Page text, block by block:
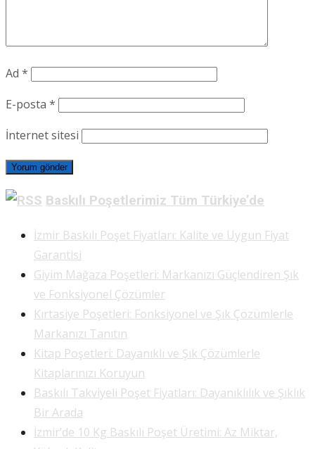
Ad *
E-posta *
İnternet sitesi
Baskılı Poşetlerimiz Tüm Türkiye’de
İzmir Baskılı Poşet Fiyatları: Kalite ve Uygun Fiyat
Garantisi
Giyim Mağaza Poşetleri: Markanızı Güçlendiren Şık
ve Fonksiyonel Çözümler
Kırtasiye Poşetleri: Fonksiyonel ve Şık Çözümlerle
Markanızı Tanıtın
Kitap Poşetleri: Dayanıklı ve Şık Çözümlerle
Kitaplarınızı Koruyun
Baskılı Takviyeli Poşet Fiyatları: Dayanıklılık ve Şıklık
Bir Arada
İzmir’de 10 Kg Baskılı Poşet Üretimi: Az Miktar,